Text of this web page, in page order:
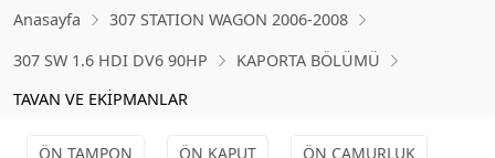
Anasayfa
307 STATION WAGON 2006-2008
307 SW 1.6 HDI DV6 90HP
KAPORTA BÖLÜMÜ
TAVAN VE EKİPMANLAR
ÖN TAMPON ÖN KAPUT
ÖN ÇAMURLUK